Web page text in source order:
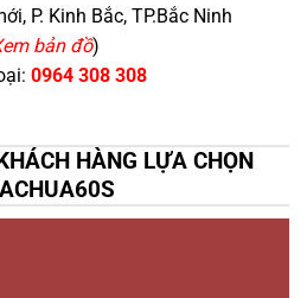
P. Kinh Bắc, TP.Bắc Ninh
bản đồ)
0964 308 308
HÀNG LỰA CHỌN